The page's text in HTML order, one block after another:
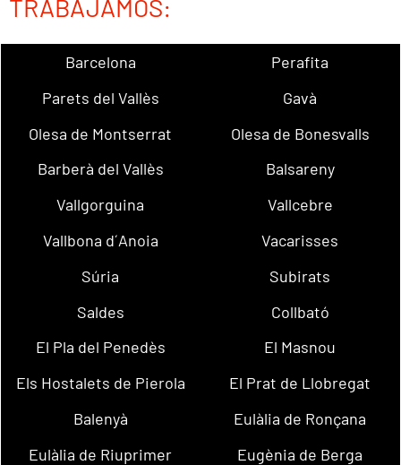
TRABAJAMOS:
Barcelona
Perafita
Parets del Vallès
Gavà
Olesa de Montserrat
Olesa de Bonesvalls
Barberà del Vallès
Balsareny
Vallgorguina
Vallcebre
Vallbona d´Anoia
Vacarisses
Súria
Subirats
Saldes
Collbató
El Pla del Penedès
El Masnou
Els Hostalets de Pierola
El Prat de Llobregat
Balenyà
Eulàlia de Ronçana
Eulàlia de Riuprimer
Eugènia de Berga